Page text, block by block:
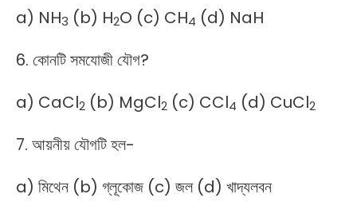
a) NH3 (b) H2O (c) CH4 (d) NaH
6. কোনটি সমযোজী যৌগ?
a) CaCl2 (b) MgCl2 (c) CCl4 (d) CuCl2
7. আয়নীয় যৌগটি হল-
a) মিথেন (b) গ্লূকোজ (c) জল (d) খাদ্যলবন